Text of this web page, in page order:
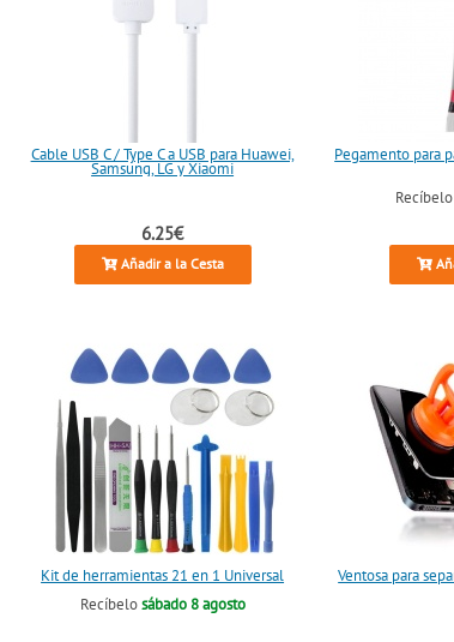
Cable USB C / Type C a USB para Huawei,
Samsung, LG y Xiaomi
6.25€
Añadir a la Cesta
Pegamento para
Kit de herramientas 21 en 1 Universal
Recíbelosábado 8 agosto
Ventosa para